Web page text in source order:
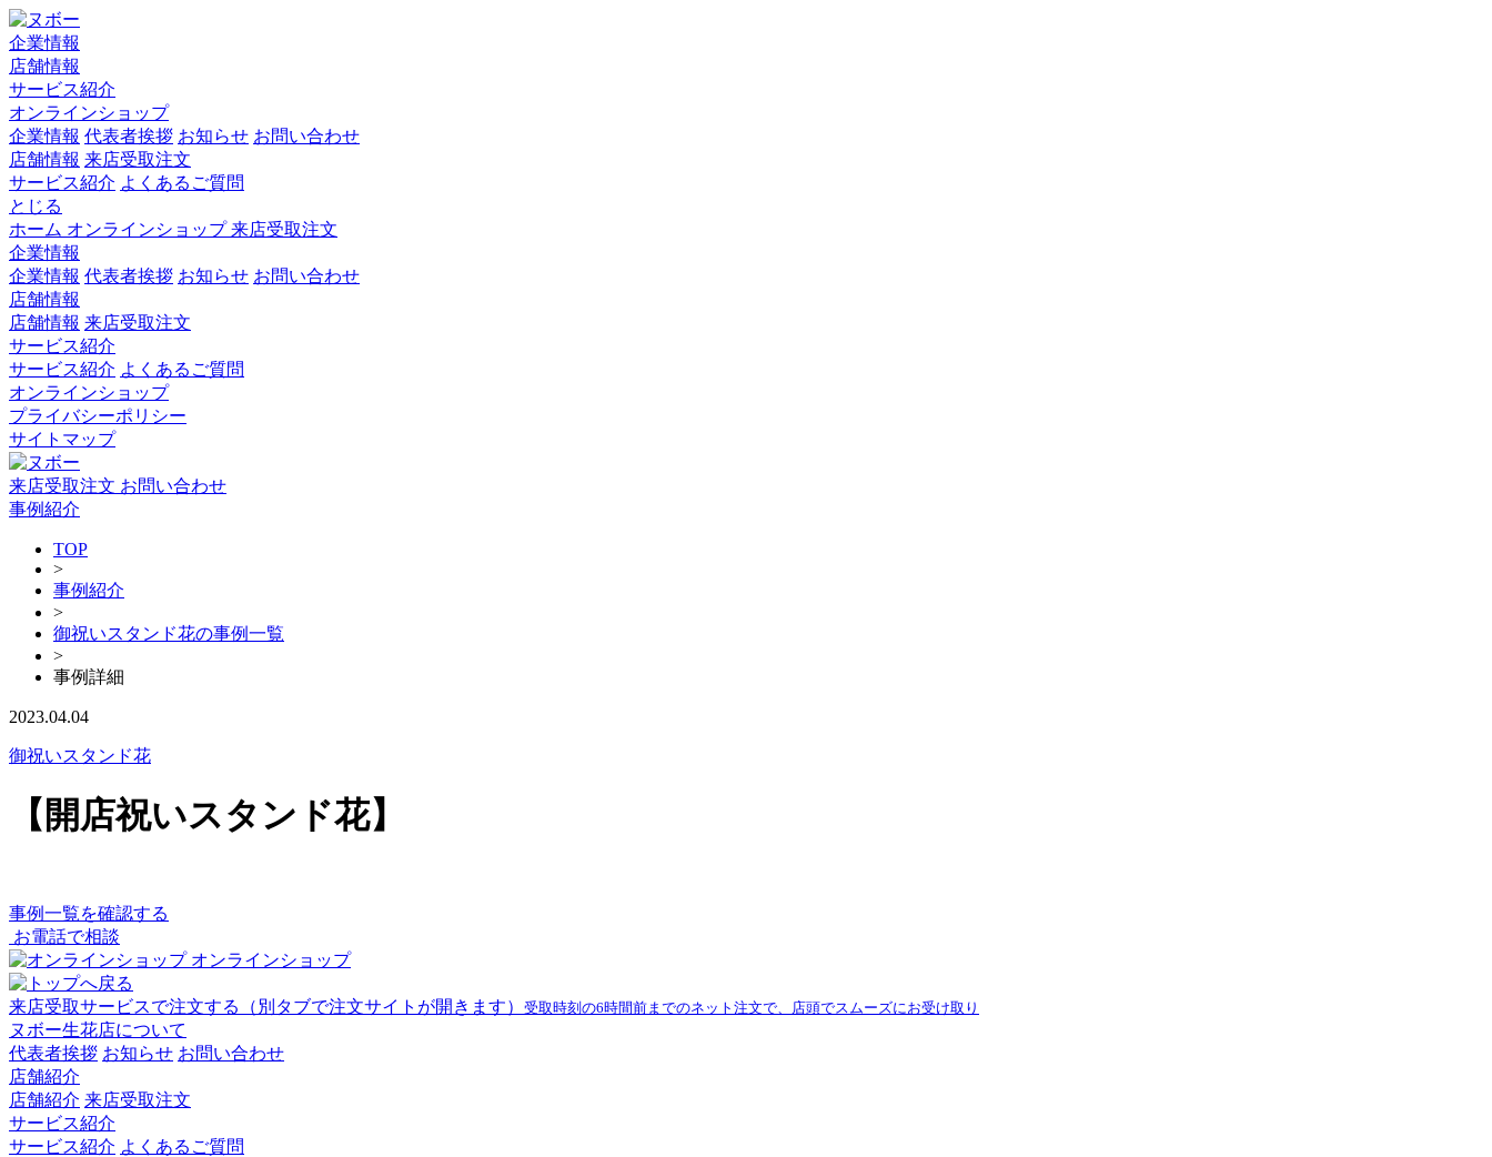
企業情報
店舗情報
サービス紹介
オンラインショップ
企業情報 代表者挨拶 お知らせ お問い合わせ
店舗情報 来店受取注文
サービス紹介 よくあるご質問
とじる
ホーム オンラインショップ来店受取注文
企業情報
企業情報 代表者挨拶 お知らせ お問い合わせ
店舗情報
店舗情報 来店受取注文
サービス紹介
サービス紹介 よくあるご質問
オンラインショップ
プライバシーポリシー
サイトマップ
来店受取注文 お問い合わせ
事例紹介
TOP
>
事例紹介
>
御祝いスタンド花の事例一覧
>
事例詳細
2023.04.04
御祝いスタンド花
【開店祝いスタンド花】
事例一覧を確認する
お電話で相談
オンラインショップ
来店受取サービスで注文する （別タブで注文サイトが開きます） 受取時刻の6時間前までのネット注文で、店頭でスムーズにお受け取り
ヌボー生花店について
代表者挨拶 お知らせ お問い合わせ
店舗紹介
店舗紹介 来店受取注文
サービス紹介
サービス紹介 よくあるご質問